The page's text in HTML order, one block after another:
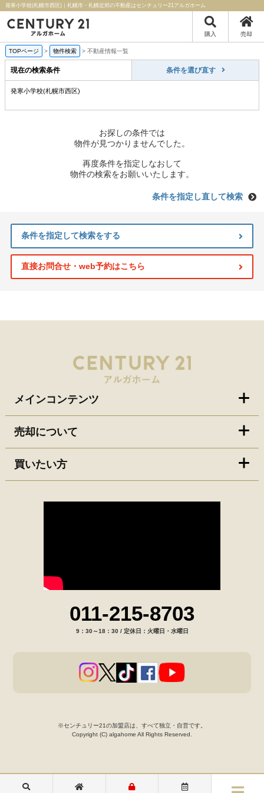
発寒小学校(札幌市西区)｜札幌市・札幌近郊の不動産はセンチュリー21アルガホーム
購入 売却
TOPページ > 物件検索 > 不動産情報一覧
現在の検索条件 条件を選び直す
発寒小学校(札幌市西区)
お探しの条件では
物件が見つかりませんでした。
再度条件を指定しなおして
物件の検索をお願いいたします。
条件を指定し直して検索
条件を指定して検索をする
直接お問合せ・web予約はこちら
メインコンテンツ
売却について
買いたい方
011-215-8703
9：30～18：30 / 定休日：火曜日・水曜日
※センチュリー21の加盟店は、すべて独立・自営です。
Copyright (C) algahome All Rights Reserved.